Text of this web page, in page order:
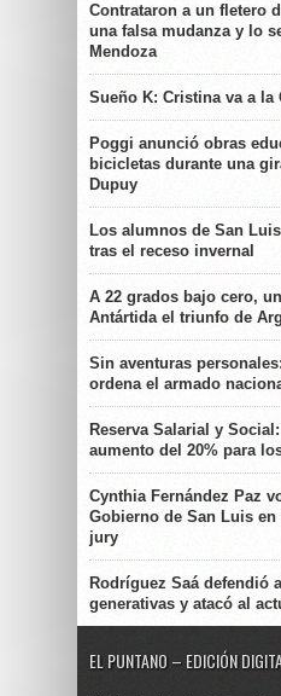
Contrataron a un fletero
una falsa mudanza y lo
Mendoza
Sueño K: Cristina va a la
Poggi anunció obras
bicicletas durante una
Dupuy
Los alumnos de San
tras el receso invernal
A 22 grados bajo cero,
Antártida el triunfo de
Sin aventuras
ordena el armado
Reserva Salarial y
aumento del 20% para
Cynthia Fernández Paz
Gobierno de San Luis
jury
Rodríguez Saá defendió
generativas y atacó al
EL PUNTANO – EDICIÓN